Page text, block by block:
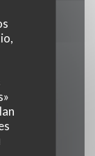
Paris